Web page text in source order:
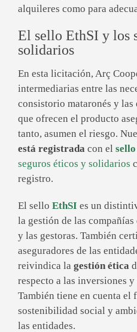
alquileres como para
El sello EthSI y los
solidarios
En esta licitación, Arç
intermediarias entre las
consistorio mataronés y las
que ofrecen el producto
tanto, asumen el riesgo.
está registrada con el
seguros éticos y solidarios
registro.
El sello EthSI es un
la gestión de las
y las gestoras. También
aseguradores de las
reivindica la gestión ética
respecto a las inversiones y
También tiene en cuenta el
sostenibilidad social y
las entidades.